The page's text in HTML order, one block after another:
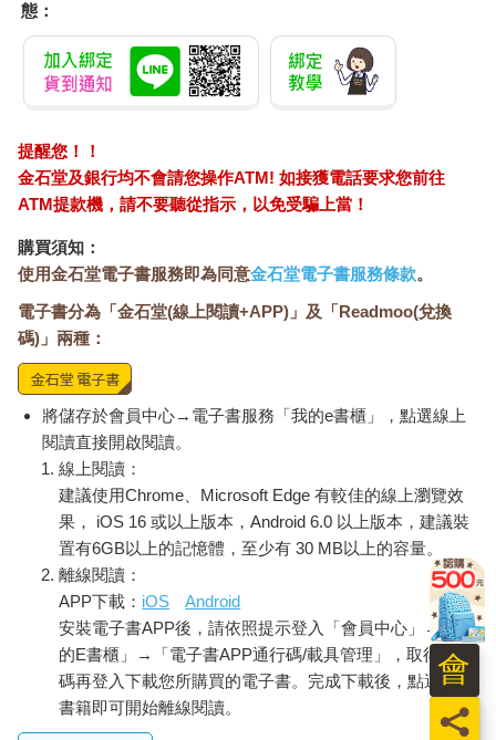
態：
提醒您！！
金石堂及銀行均不會請您操作ATM! 如接獲電話要求您前往
ATM提款機，請不要聽從指示，以免受騙上當！
購買須知：
使用金石堂電子書服務即為同意金石堂電子書服務條款。
電子書分為「金石堂(線上閱讀+APP)」及「Readmoo(兌換
碼)」兩種：
將儲存於會員中心→電子書服務「我的e書櫃」，點選線上
閱讀直接開啟閱讀。
線上閱讀：
建議使用Chrome、Microsoft Edge 有較佳的線上瀏覽效
果， iOS 16 或以上版本，Android 6.0 以上版本，建議裝
置有6GB以上的記憶體，至少有 30 MB以上的容量。
離線閱讀：
APP下載： iOS
Android
安裝電子書APP後，請依照提示登入「會員中心」→「我
的E書櫃」→「電子書APP通行碼/載具管理」，取得通行
碼再登入下載您所購買的電子書。完成下載後，點選任一
書籍即可開始離線閱讀。
員
會